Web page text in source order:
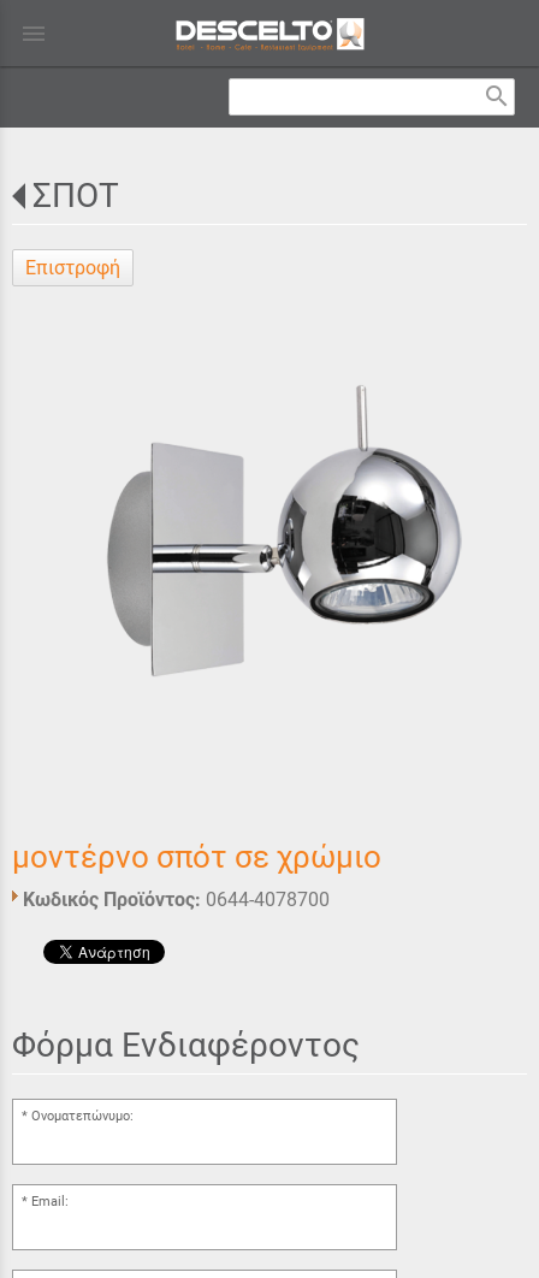
menu
search
ΣΠΟΤ
Επιστροφή
μοντέρνο σπότ σε χρώμιο
Κωδικός Προϊόντος: 0644-4078700
Φόρμα Ενδιαφέροντος
Ονοματεπώνυμο:
Email: